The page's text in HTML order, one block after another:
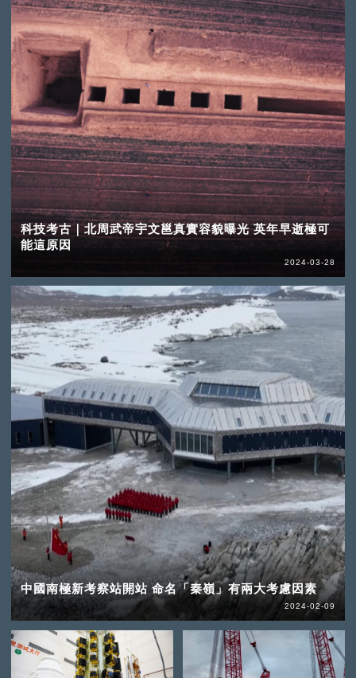
科技考古｜北周武帝宇文邕真實容貌曝光 英年早逝極可
能這原因
2024-03-28
中國南極新考察站開站 命名「秦嶺」有兩大考慮因素
2024-02-09